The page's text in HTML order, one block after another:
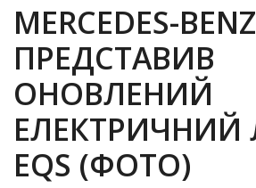
MERCEDES-BENZ
ПРЕДСТАВИВ
ОНОВЛЕНИЙ
ЕЛЕКТРИЧНИЙ
EQS (ФОТО)